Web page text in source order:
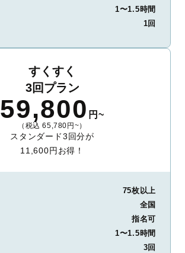
1〜1.5時間
1回
すくすく
3回プラン
59,800 円~
（税込 65,780円~）
スタンダード3回分が
11,600円お得！
75枚以上
全国
指名可
1〜1.5時間
3回